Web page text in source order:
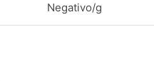
Negativo/g